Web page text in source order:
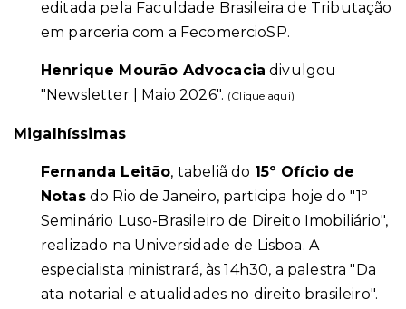
editada pela Faculdade Brasileira de Tributação
em parceria com a FecomercioSP.
Henrique Mourão Advocacia divulgou
"Newsletter | Maio 2026". (Clique aqui)
Migalhíssimas
Fernanda Leitão, tabeliã do 15º Ofício de
Notasdo Rio de Janeiro, participa hoje do "1º
Seminário Luso-Brasileiro de Direito Imobiliário",
realizado na Universidade de Lisboa. A
especialista ministrará, às 14h30, a palestra "Da
ata notarial e atualidades no direito brasileiro".